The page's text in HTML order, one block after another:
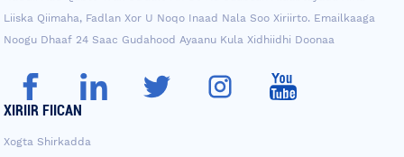
Liiska Qiimaha, Fadlan Xor U Noqo Inaad Nala Soo Xiriirto. Emailkaaga
Noogu Dhaaf 24 Saac Gudahood Ayaanu Kula Xidhiidhi Doonaa
XIRIIR FIICAN
Xogta Shirkadda